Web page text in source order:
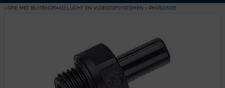
› SPIE MET BUITENDRAAD LUCHT EN VLOEISTOFSYSTEMEN › PM050612E